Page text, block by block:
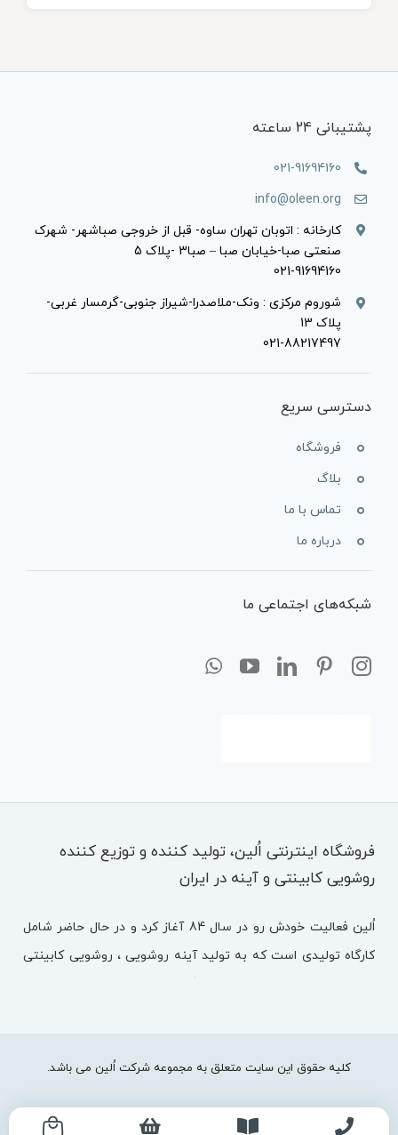
پشتیبانی 24 ساعته
021-91694160
info@oleen.org
کارخانه : اتوبان تهران ساوه- قبل از خروجی صباشهر- شهرک
صنعتی صبا-خیابان صبا – صبا3 -پلاک 5
021-91694160
شوروم مرکزی : ونک-ملاصدرا-شیراز جنوبی-گرمسار غربی-
پلاک 13
021-88217497
دسترسی سریع
فروشگاه
بلاگ
تماس با ما
درباره ما
شبکه‌های اجتماعی ما
فروشگاه اینترنتی اُلین، تولید کننده و توزیع کننده
روشویی کابینتی و آینه در ایران
اُلین فعالیت خودش رو در سال 84 آغاز کرد و در حال حاضر شامل
کارگاه تولیدی است که به تولید آینه روشویی ، روشویی کابینتی
کلیه حقوق این سایت متعلق به مجموعه شرکت اُلین می باشد.